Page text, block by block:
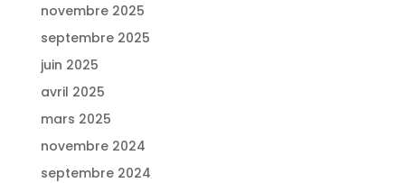
novembre 2025
septembre 2025
juin 2025
avril 2025
mars 2025
novembre 2024
septembre 2024